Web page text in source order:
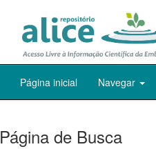
Página inicial Navegar
Página de Busca